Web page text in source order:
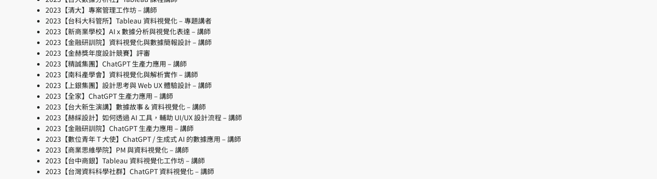
2023【清大】專案管理工作坊 – 講師
2023【台科大科管所】Tableau 資料視覺化 – 專題講者
2023【新商業學校】AI x 數據分析與視覺化表達 – 講師
2023【金融研訓院】資料視覺化與數據簡報設計 – 講師
2023【金赫獎年度設計競賽】評審
2023【精誠集團】ChatGPT 生產力應用 – 講師
2023【南科產學會】資料視覺化與解析實作 – 講師
2023【上銀集團】設計思考與 Web UX 體驗設計 – 講師
2023【全家】ChatGPT 生產力應用 – 講師
2023【台大新生演講】數據故事 & 資料視覺化 – 講師
2023【赫綵設計】如何透過 AI 工具，輔助 UI/UX 設計流程 – 講師
2023【金融研訓院】ChatGPT 生產力應用 – 講師
2023【數位青年 T 大使】ChatGPT / 生成式 AI 的數據應用 – 講師
2023【商業思維學院】PM 與資料視覺化 – 講師
2023【台中商銀】Tableau 資料視覺化工作坊 – 講師
2023【台灣資料科學社群】ChatGPT 資料視覺化 – 講師